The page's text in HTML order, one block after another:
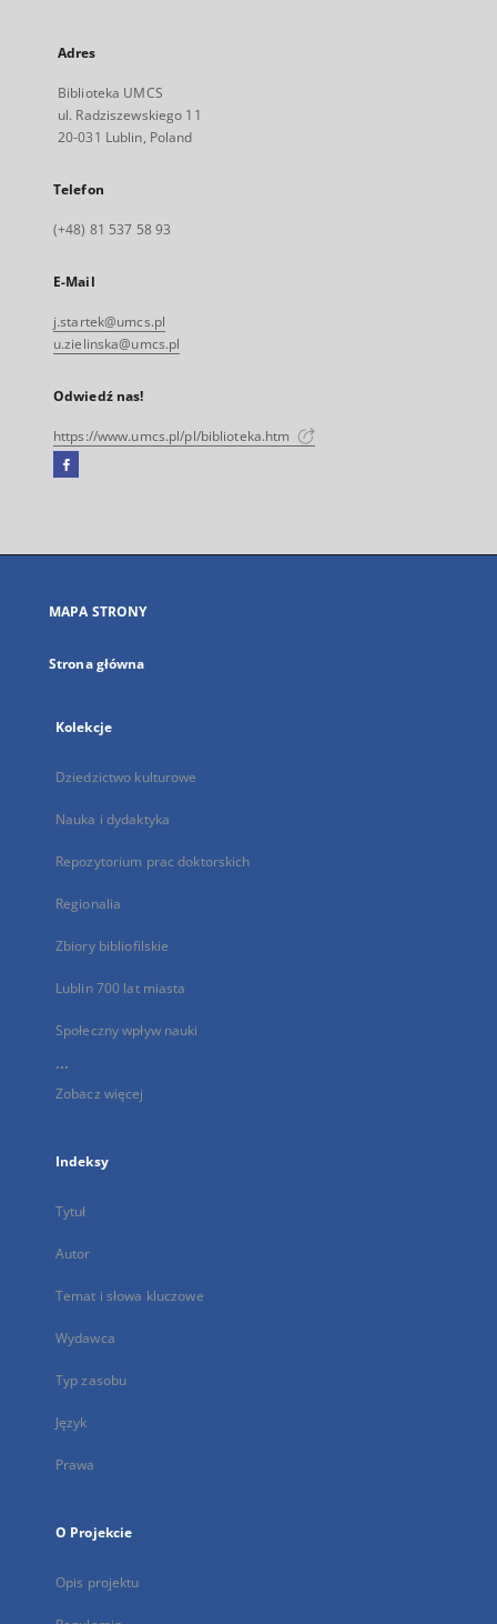
Adres
Biblioteka UMCS
ul. Radziszewskiego 11
20-031 Lublin, Poland
Telefon
(+48) 81 537 58 93
E-Mail
j.startek@umcs.pl
u.zielinska@umcs.pl
Odwiedź nas!
https://www.umcs.pl/pl/biblioteka.htm
Facebook
się
karcie
MAPA STRONY
Strona główna
Kolekcje
Dziedzictwo kulturowe
Nauka i dydaktyka
Repozytorium prac doktorskich
Regionalia
Zbiory bibliofilskie
Lublin 700 lat miasta
Społeczny wpływ nauki
...
Zobacz więcej
Indeksy
Tytuł
Autor
Temat i słowa kluczowe
Wydawca
Typ zasobu
Język
Prawa
O Projekcie
Opis projektu